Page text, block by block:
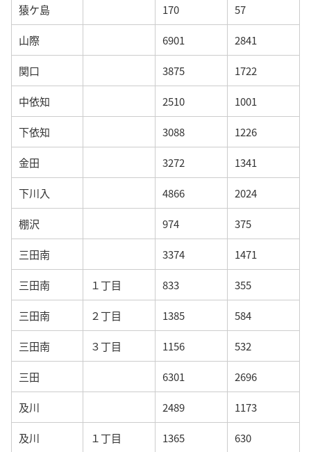
猿ケ島 170 57
山際 6901 2841
関口 3875 1722
中依知 2510 1001
下依知 3088 1226
金田 3272 1341
下川入 4866 2024
棚沢 974 375
三田南 3374 1471
三田南 １丁目 833 355
三田南 ２丁目 1385 584
三田南 ３丁目 1156 532
三田 6301 2696
及川 2489 1173
及川 １丁目 1365 630